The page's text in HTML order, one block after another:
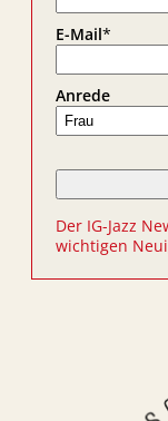
E-Mail*
Anrede
Der IG-Jazz
wichtigen